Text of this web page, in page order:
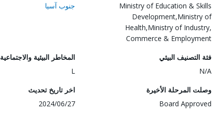
Ministry of Education & Skills
Development,Ministry of
Health,Ministry of Industry,
Commerce & Employment
جنوب آسيا
فئة التصنيف البيئي
N/A
المخاطر البيئية والاجتماعية
L
وصلت المرحلة الأخيرة
Board Approved
اخر تاريخ تحديث
2024/06/27